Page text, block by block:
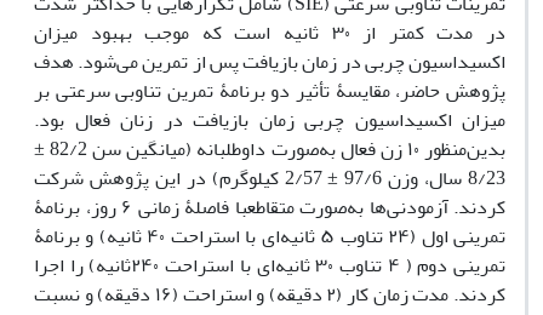
در مدت کمتر از ۳۰ ثانیه است که موجب بهبود میزان
اکسیداسیون چربی در زمان بازیافت پس از تمرین می‌شود. هدف
پژوهش حاضر، مقایسۀ تأثیر دو برنامۀ تمرین تناوبی سرعتی بر
میزان اکسیداسیون چربی زمان بازیافت در زنان فعال بود.
بدین‌منظور ۱۰ زن فعال به‌صورت داوطلبانه (میانگین سن 82/2 ±
8/23 سال، وزن 97/6 ± 2/57 کیلوگرم) در این پژوهش شرکت
کردند. آزمودنی‌ها به‌صورت متقاطعبا فاصلۀ زمانی ۶ روز، برنامۀ
تمرینی اول (۲۴ تناوب ۵ ثانیه‌ای با استراحت ۴۰ ثانیه) و برنامۀ
تمرینی دوم ( ۴ تناوب ۳۰ ثانیه‌ای با استراحت ۲۴۰ثانیه) را اجرا
کردند. مدت ‌زمان کار (۲ دقیقه) و استراحت (۱۶ دقیقه) و نسبت